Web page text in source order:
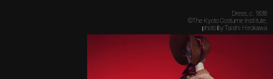
Dress, c. 1838
©The Kyoto Costume Institute,
photo by Taishi Hirokawa